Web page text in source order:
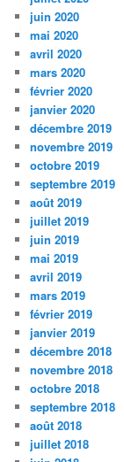
juin 2020
mai 2020
avril 2020
mars 2020
février 2020
janvier 2020
décembre 2019
novembre 2019
octobre 2019
septembre 2019
août 2019
juillet 2019
juin 2019
mai 2019
avril 2019
mars 2019
février 2019
janvier 2019
décembre 2018
novembre 2018
octobre 2018
septembre 2018
août 2018
juillet 2018